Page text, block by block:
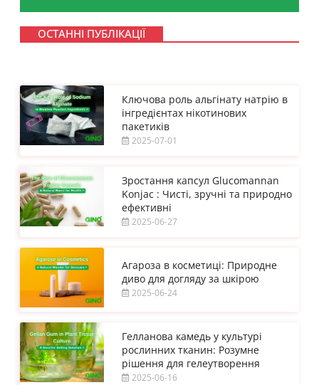
ОСТАННІ ПУБЛІКАЦІЇ
Ключова роль альгінату натрію в
інгредієнтах нікотинових
пакетиків
2025-07-01
Зростання капсул Glucomannan
Konjac : Чисті, зручні та природно
ефективні
2025-06-27
Агароза в косметиці: Природне
диво для догляду за шкірою
2025-06-24
Гелланова камедь у культурі
рослинних тканин: Розумне
рішення для гелеутворення
2025-06-16